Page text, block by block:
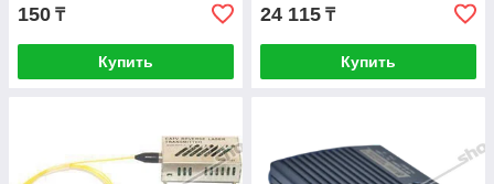
150 ₸
Купить
24 115 ₸
Купить